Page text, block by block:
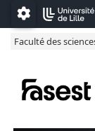
Accéder au menu
Accéder au
Paramétrage
Faculté des